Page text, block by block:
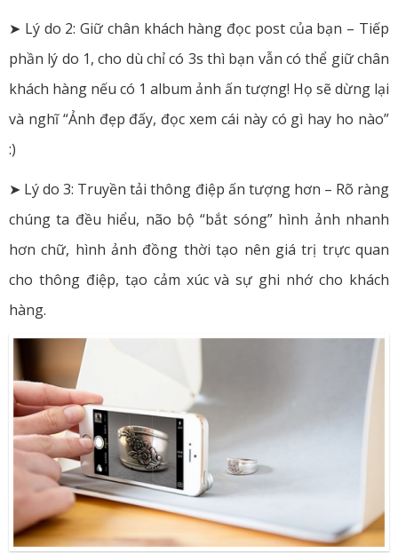
➤ Lý do 2: Giữ chân khách hàng đọc post của bạn – Tiếp
phần lý do 1, cho dù chỉ có 3s thì bạn vẫn có thể giữ chân
khách hàng nếu có 1 album ảnh ấn tượng! Họ sẽ dừng lại
và nghĩ “Ảnh đẹp đấy, đọc xem cái này có gì hay ho nào”
:)
➤ Lý do 3: Truyền tải thông điệp ấn tượng hơn – Rõ ràng
chúng ta đều hiểu, não bộ “bắt sóng” hình ảnh nhanh
hơn chữ, hình ảnh đồng thời tạo nên giá trị trực quan
cho thông điệp, tạo cảm xúc và sự ghi nhớ cho khách
hàng.